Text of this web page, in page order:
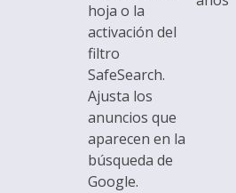
hoja o la
activación del
filtro
SafeSearch.
Ajusta los
anuncios que
aparecen en la
búsqueda de
Google.